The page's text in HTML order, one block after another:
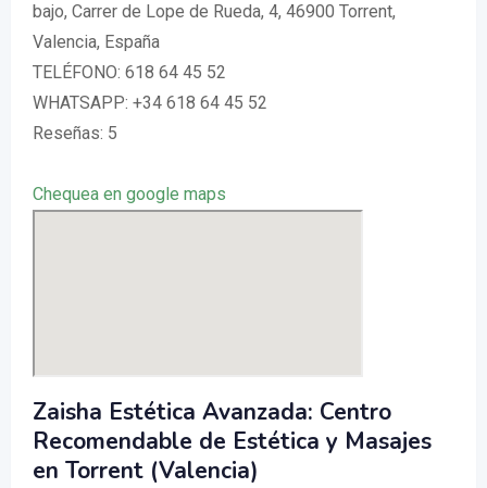
bajo, Carrer de Lope de Rueda, 4, 46900 Torrent,
Valencia, España
TELÉFONO: 618 64 45 52
WHATSAPP: +34 618 64 45 52
Reseñas: 5
Chequea en google maps
Zaisha Estética Avanzada: Centro
Recomendable de Estética y Masajes
en Torrent (Valencia)